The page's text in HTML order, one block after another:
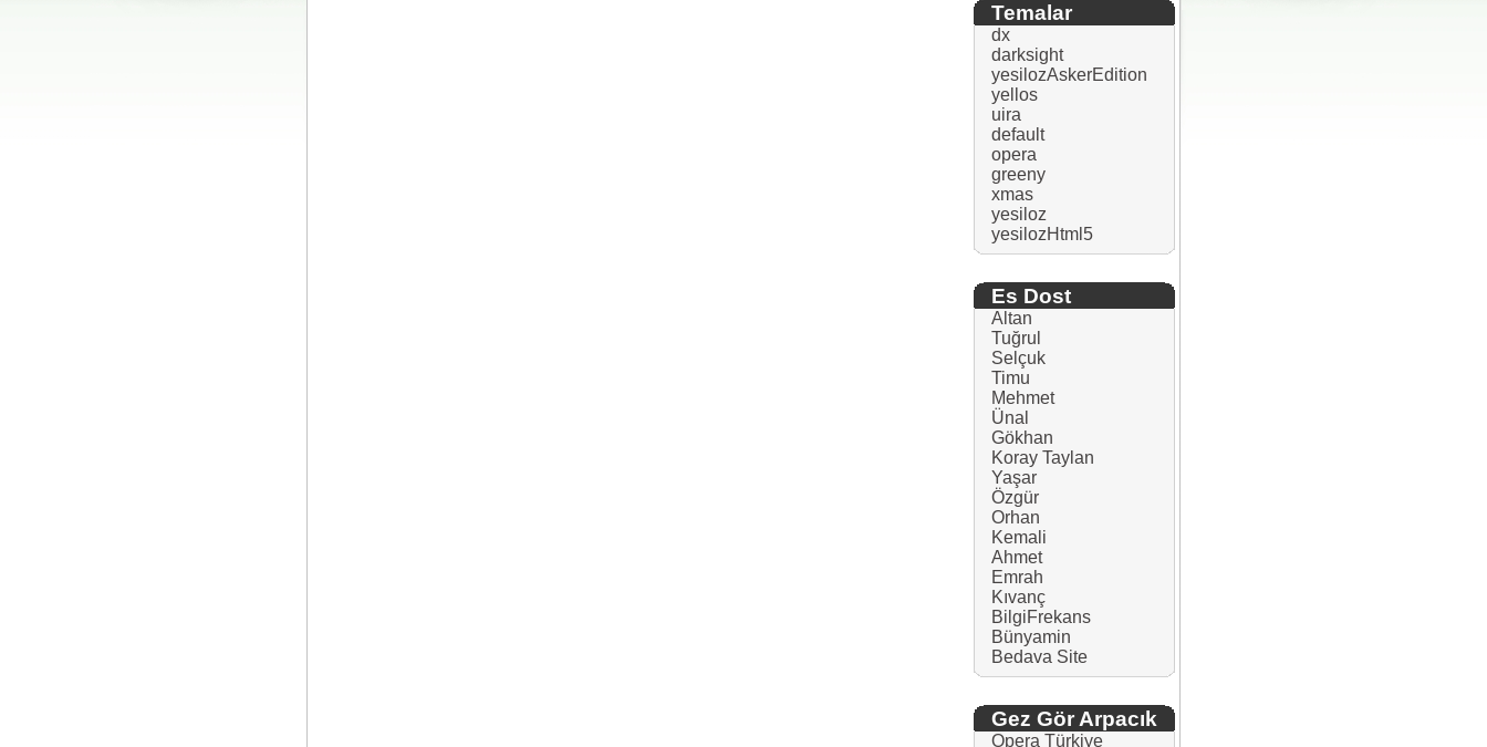
Temalar
dx
darksight
yesilozAskerEdition
yellos
uira
default
opera
greeny
xmas
yesiloz
yesilozHtml5
Es Dost
Altan
Tuğrul
Selçuk
Timu
Mehmet
Ünal
Gökhan
Koray Taylan
Yaşar
Özgür
Orhan
Kemali
Ahmet
Emrah
Kıvanç
BilgiFrekans
Bünyamin
Bedava Site
Gez Gör Arpacık
Opera Türkiye